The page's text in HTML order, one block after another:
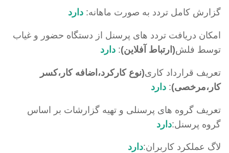
گزارش کامل تردد به صورت ماهانه: دارد
امکان دریافت تردد های پرسنل از دستگاه حضور و غیاب
توسط فلش(ارتباط آفلاین): دارد
تعریف قرارداد کاری(نوع کارکرد،اضافه کار،کسر
کار،مرخصی): دارد
تعریف گروه های پرسنلی و تهیه گزارشات بر اساس
گروه پرسنل:دارد
لاگ عملکرد کاربران:دارد